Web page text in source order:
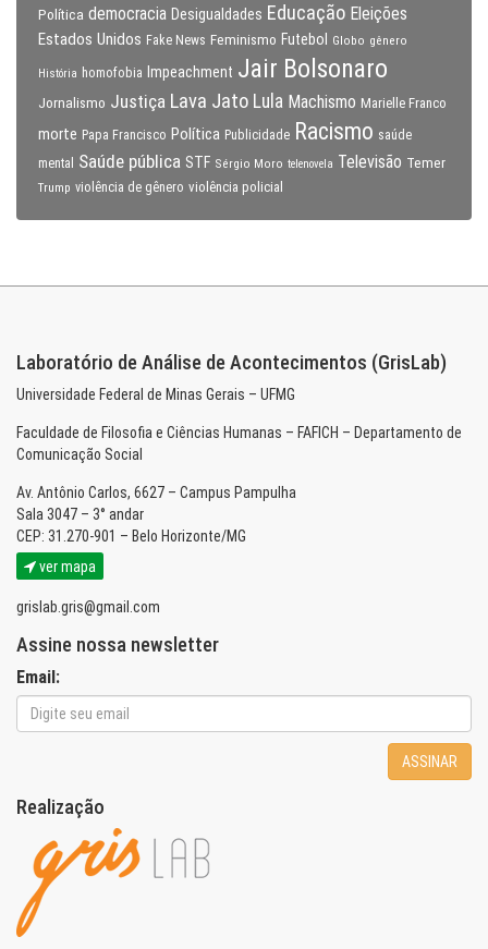
Política democracia Desigualdades Educação Eleições
Estados Unidos Fake News Feminismo Futebol Globo gênero
História homofobia Impeachment Jair Bolsonaro
Jornalismo Justiça Lava Jato Lula Machismo Marielle Franco
morte Papa Francisco Política Publicidade Racismo saúde
mental
Saúde pública STF Sérgio Moro telenovela Televisão Temer
Trump violência de gênero violência policial
Laboratório de Análise de Acontecimentos (GrisLab)
Universidade Federal de Minas Gerais – UFMG
Faculdade de Filosofia e Ciências Humanas – FAFICH – Departamento de
Comunicação Social
Av. Antônio Carlos, 6627 – Campus Pampulha
Sala 3047 – 3° andar
CEP: 31.270-901 – Belo Horizonte/MG
ver mapa
grislab.gris@gmail.com
Assine nossa newsletter
Email:
ASSINAR
Realização